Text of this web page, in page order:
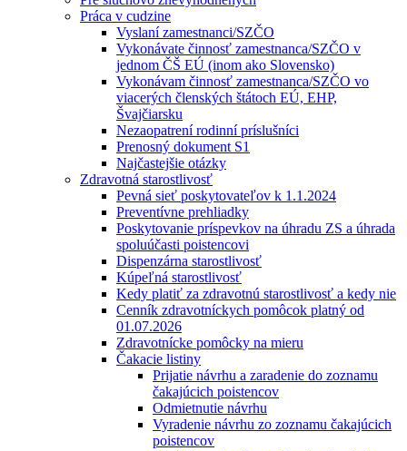
Práca v cudzine
Vyslaní zamestnanci/SZČO
Vykonávate činnosť zamestnanca/SZČO v
jednom ČŠ EÚ (inom ako Slovensko)
Vykonávam činnosť zamestnanca/SZČO vo
viacerých členských štátoch EÚ, EHP,
Švajčiarsku
Nezaopatrení rodinní príslušníci
Prenosný dokument S1
Najčastejšie otázky
Zdravotná starostlivosť
Pevná sieť poskytovateľov k 1.1.2024
Preventívne prehliadky
Poskytovanie príspevkov na úhradu ZS a úhrada
spoluúčasti poistencovi
Dispenzárna starostlivosť
Kúpeľná starostlivosť
Kedy platiť za zdravotnú starostlivosť a kedy nie
Cenník zdravotníckych pomôcok platný od
01.07.2026
Zdravotnícke pomôcky na mieru
Čakacie listiny
Prijatie návrhu a zaradenie do zoznamu
čakajúcich poistencov
Odmietnutie návrhu
Vyradenie návrhu zo zoznamu čakajúcich
poistencov